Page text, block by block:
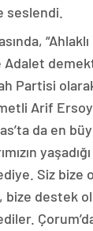
seslendi.
Partisi
Arif Ersoy
da en
Siz bize
destek